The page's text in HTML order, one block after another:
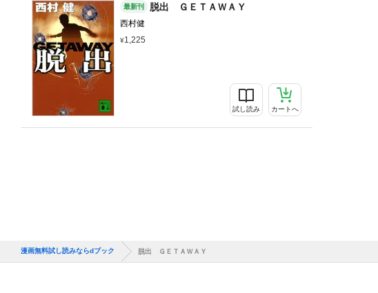
最新刊 脱出 ＧＥＴＡＷＡＹ
西村健
1,225
試し読み カートへ
漫画無料試し読みならdブック 脱出 ＧＥＴＡＷＡＹ